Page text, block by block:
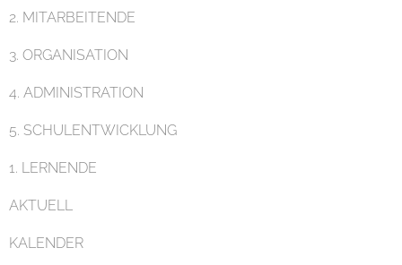
Unterricht
2. MITARBEITENDE
3. ORGANISATION
4. ADMINISTRATION
5. SCHULENTWICKLUNG
1. LERNENDE
AKTUELL
KALENDER